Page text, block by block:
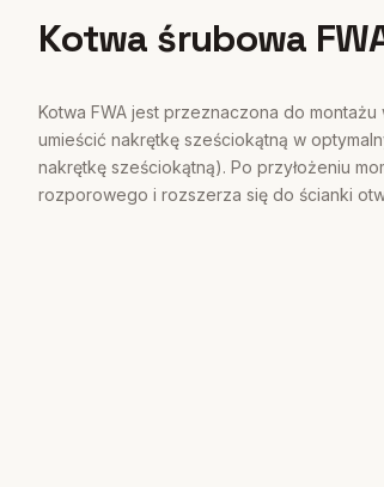
Kotwa śrubowa
Kotwa FWA jest przeznaczona do
umieścić nakrętkę sześciokątną w
nakrętkę sześciokątną). Po przyłożeniu
rozporowego i rozszerza się do ścianki